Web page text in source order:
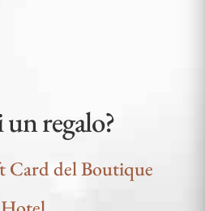
regalo?
Card del Boutique